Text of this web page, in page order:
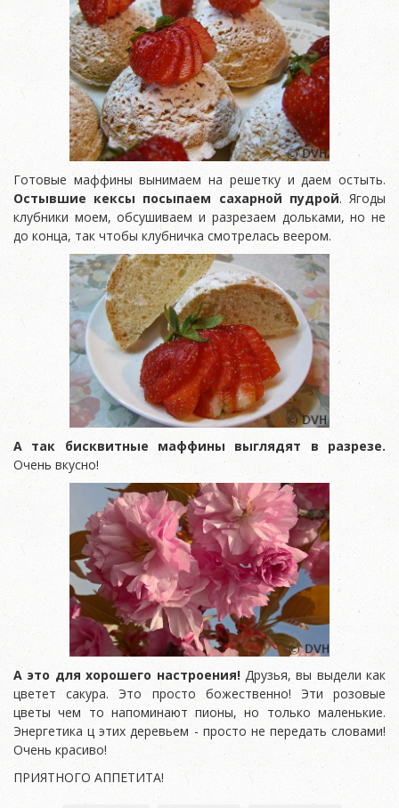
Готовые маффины вынимаем на решетку и даем остыть.
Остывшие кексы посыпаем сахарной пудрой. Ягоды
клубники моем, обсушиваем и разрезаем дольками, но не
до конца, так чтобы клубничка смотрелась веером.
А так бисквитные маффины выглядят в разрезе.
Очень вкусно!
А это для хорошего настроения!Друзья, вы выдели как
цветет сакура. Это просто божественно! Эти розовые
цветы чем то напоминают пионы, но только маленькие.
Энергетика ц этих деревьем - просто не передать словами!
Очень красиво!
ПРИЯТНОГО АППЕТИТА!